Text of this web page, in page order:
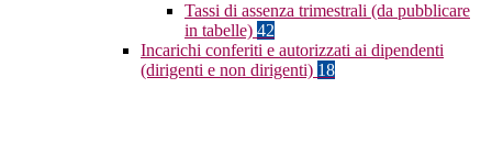
Tassi di assenza trimestrali (da pubblicare
in tabelle) 42
Incarichi conferiti e autorizzati ai dipendenti
(dirigenti e non dirigenti) 18